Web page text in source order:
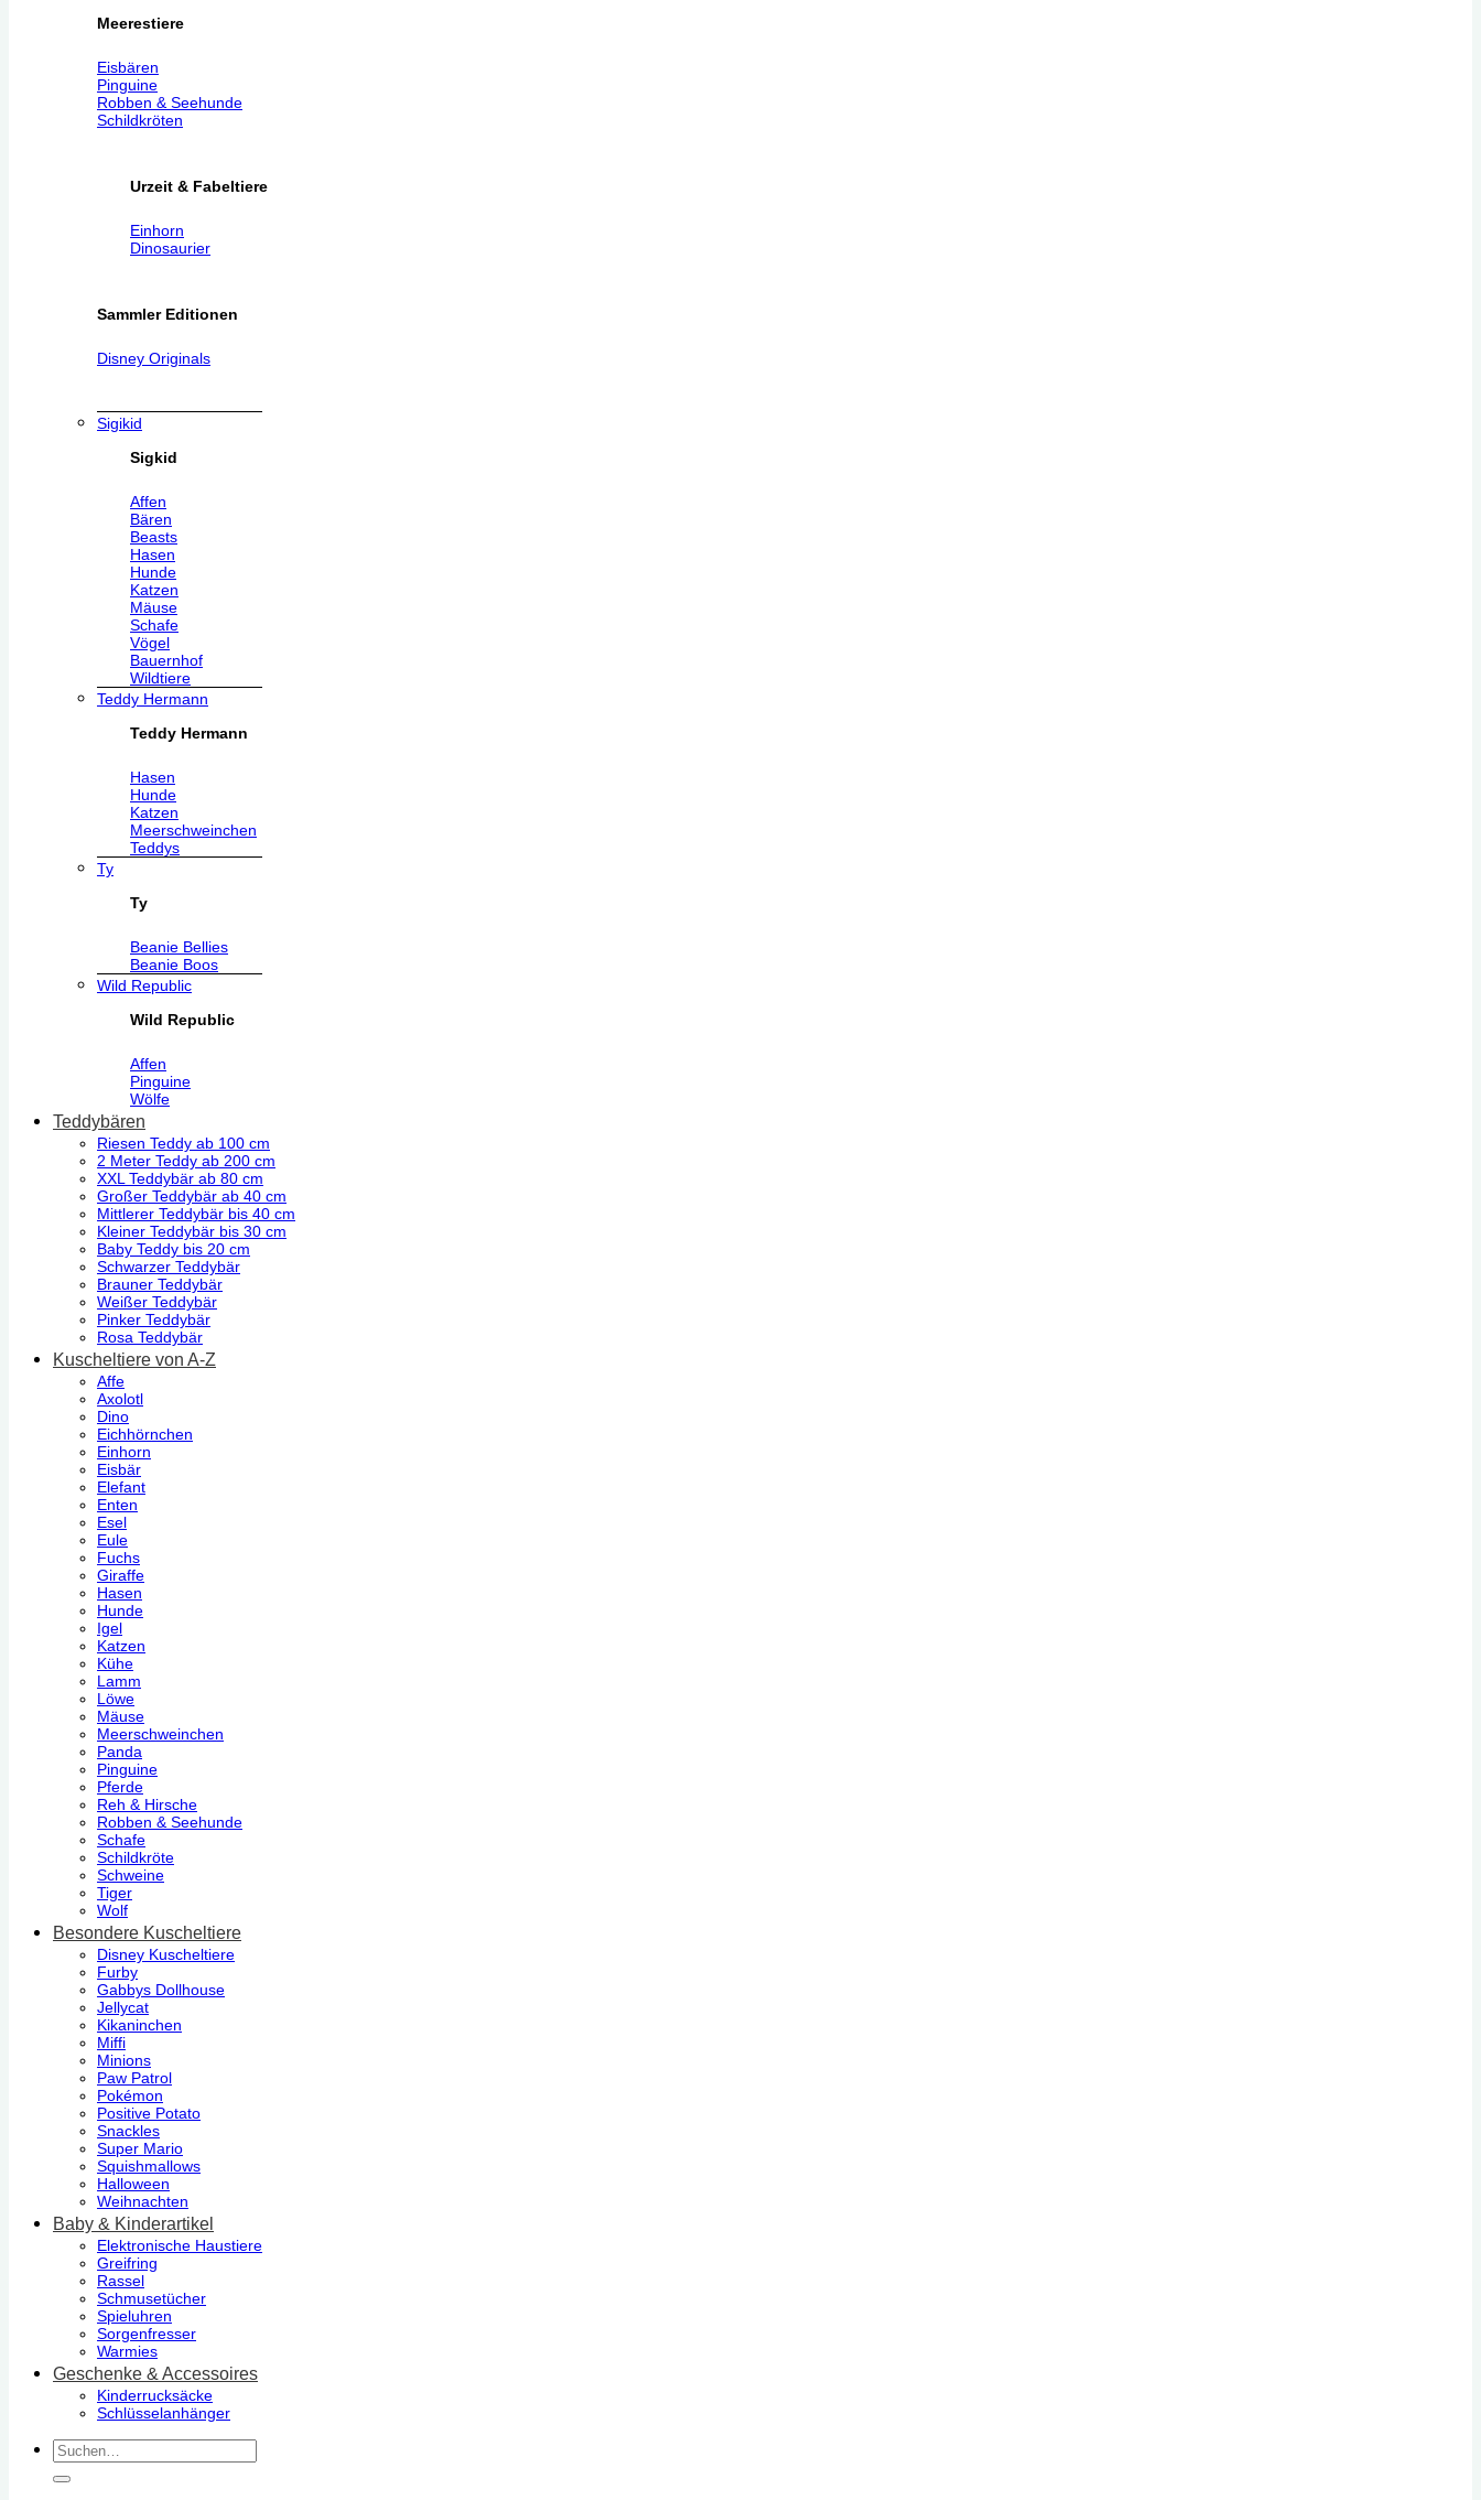
Meerestiere
Eisbären
Pinguine
Robben & Seehunde
Schildkröten
Urzeit & Fabeltiere
Einhorn
Dinosaurier
Sammler Editionen
Disney Originals
Sigikid
Sigkid
Affen
Bären
Beasts
Hasen
Hunde
Katzen
Mäuse
Schafe
Vögel
Bauernhof
Wildtiere
Teddy Hermann
Teddy Hermann
Hasen
Hunde
Katzen
Meerschweinchen
Teddys
Ty
Ty
Beanie Bellies
Beanie Boos
Wild Republic
Wild Republic
Affen
Pinguine
Wölfe
Teddybären
Riesen Teddy ab 100 cm
2 Meter Teddy ab 200 cm
XXL Teddybär ab 80 cm
Großer Teddybär ab 40 cm
Mittlerer Teddybär bis 40 cm
Kleiner Teddybär bis 30 cm
Baby Teddy bis 20 cm
Schwarzer Teddybär
Brauner Teddybär
Weißer Teddybär
Pinker Teddybär
Rosa Teddybär
Kuscheltiere von A-Z
Affe
Axolotl
Dino
Eichhörnchen
Einhorn
Eisbär
Elefant
Enten
Esel
Eule
Fuchs
Giraffe
Hasen
Hunde
Igel
Katzen
Kühe
Lamm
Löwe
Mäuse
Meerschweinchen
Panda
Pinguine
Pferde
Reh & Hirsche
Robben & Seehunde
Schafe
Schildkröte
Schweine
Tiger
Wolf
Besondere Kuscheltiere
Disney Kuscheltiere
Furby
Gabbys Dollhouse
Jellycat
Kikaninchen
Miffi
Minions
Paw Patrol
Pokémon
Positive Potato
Snackles
Super Mario
Squishmallows
Halloween
Weihnachten
Baby & Kinderartikel
Elektronische Haustiere
Greifring
Rassel
Schmusetücher
Spieluhren
Sorgenfresser
Warmies
Geschenke & Accessoires
Kinderrucksäcke
Schlüsselanhänger
Suchen